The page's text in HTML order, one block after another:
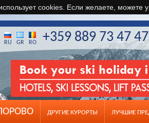
cookies. Если желаете, можете
ДРУГИЕ КУРОРТЫ ЛУЧШИЕ
RU GR RO +359 889 73 47